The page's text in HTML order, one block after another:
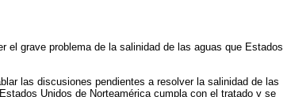
grave problema de la salinidad de las aguas que Estados
las discusiones pendientes a resolver la salinidad de las
Unidos de Norteamérica cumpla con el tratado y se